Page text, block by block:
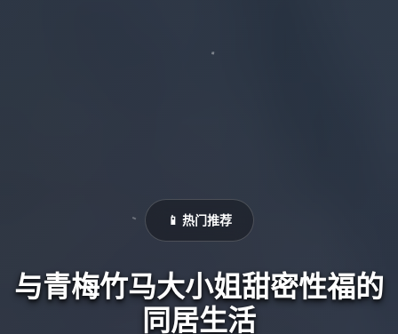
📱 热门推荐
与青梅竹马大小姐甜密性福的
同居生活